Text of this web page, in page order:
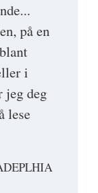
på en
i
jeg deg
lese